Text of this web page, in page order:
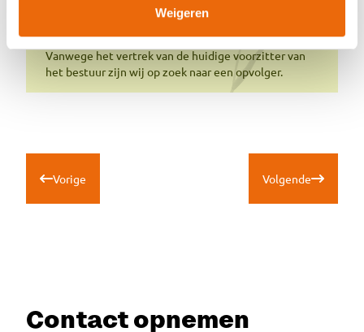
Weigeren
bestuursvoorzitter
Vanwege het vertrek van de huidige voorzitter van
het bestuur zijn wij op zoek naar een opvolger.
Vorige Volgende
Contact opnemen